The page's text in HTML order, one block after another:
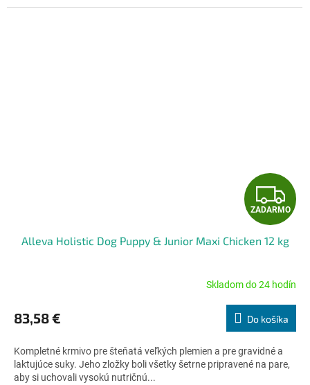
Z
A
D
A
R
M
O
ZADARMO
Alleva Holistic Dog Puppy & Junior Maxi Chicken 12 kg
produktu
je
z
5
hviezdičiek.
Skladom do 24 hodín
83,58 € Do košíka
Kompletné krmivo pre šteňatá veľkých plemien a pre gravidné a
laktujúce suky. Jeho zložky boli všetky šetrne pripravené na pare,
aby si uchovali vysokú nutričnú...